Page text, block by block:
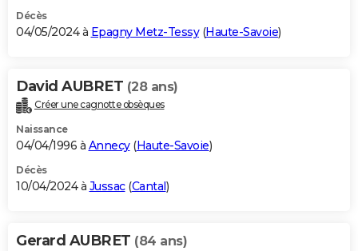
Décès
04/05/2024 à Epagny Metz-Tessy(Haute-Savoie)
David AUBRET (28 ans)
Créer une cagnotte obsèques
Naissance
04/04/1996 à Annecy(Haute-Savoie)
Décès
10/04/2024 à Jussac(Cantal)
Gerard AUBRET (84 ans)